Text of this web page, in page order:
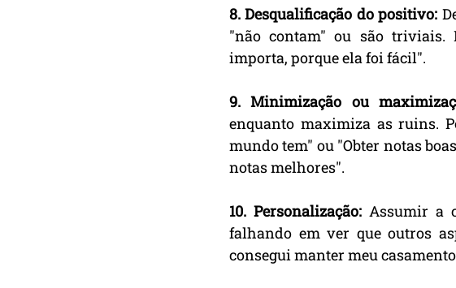
8. Desqualificação do positivo:
"não contam" ou são triviais.
importa, porque ela foi fácil".
9. Minimização ou
enquanto maximiza as ruins.
mundo tem" ou "Obter notas
notas melhores".
10. Personalização: Assumir a
falhando em ver que outros
consegui manter meu